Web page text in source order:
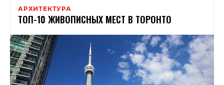
АРХИТЕКТУРА
ТОП-10 ЖИВОПИСНЫХ МЕСТ В ТОРОНТО